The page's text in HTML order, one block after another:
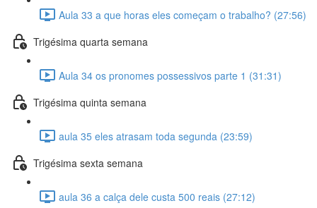
Aula 33 a que horas eles começam o trabalho? (27:56)
Trigésima quarta semana
Aula 34 os pronomes possessivos parte 1 (31:31)
Trigésima quinta semana
aula 35 eles atrasam toda segunda (23:59)
Trigésima sexta semana
aula 36 a calça dele custa 500 reais (27:12)